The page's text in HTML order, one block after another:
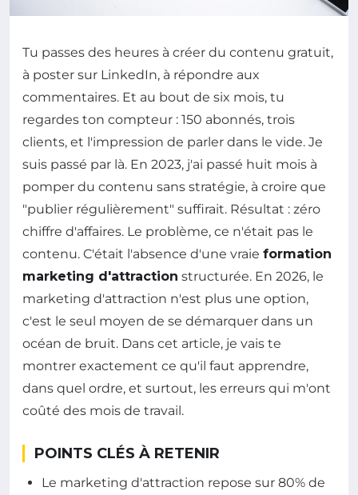
Tu passes des heures à créer du contenu gratuit,
à poster sur LinkedIn, à répondre aux
commentaires. Et au bout de six mois, tu
regardes ton compteur : 150 abonnés, trois
clients, et l'impression de parler dans le vide. Je
suis passé par là. En 2023, j'ai passé huit mois à
pomper du contenu sans stratégie, à croire que
"publier régulièrement" suffirait. Résultat : zéro
chiffre d'affaires. Le problème, ce n'était pas le
contenu. C'était l'absence d'une vraie formation
marketing d'attraction structurée. En 2026, le
marketing d'attraction n'est plus une option,
c'est le seul moyen de se démarquer dans un
océan de bruit. Dans cet article, je vais te
montrer exactement ce qu'il faut apprendre,
dans quel ordre, et surtout, les erreurs qui m'ont
coûté des mois de travail.
POINTS CLÉS À RETENIR
Le marketing d'attraction repose sur 80% de